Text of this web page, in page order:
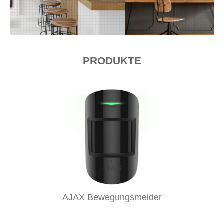
PRODUKTE
AJAX Bewegungsmelder